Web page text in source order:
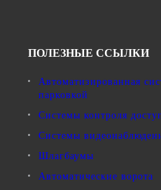
ПОЛЕЗНЫЕ ССЫЛКИ
Автоматизированная
парковкой
Системы контроля
Системы
Шлагбаумы
Автоматические ворота